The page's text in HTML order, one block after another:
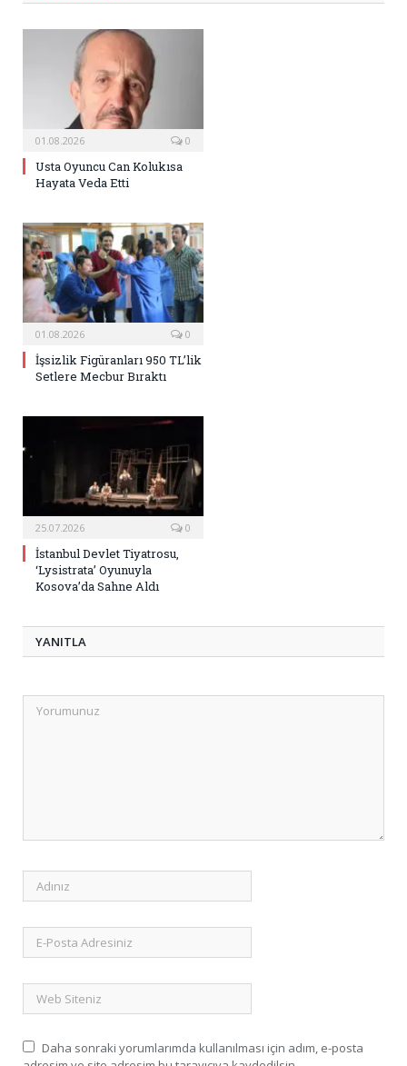
01.08.2026 0
Usta Oyuncu Can Kolukısa
Hayata Veda Etti
01.08.2026 0
İşsizlik Figüranları 950 TL’lik
Setlere Mecbur Bıraktı
25.07.2026 0
İstanbul Devlet Tiyatrosu,
‘Lysistrata’ Oyunuyla
Kosova’da Sahne Aldı
YANITLA
Daha sonraki yorumlarımda kullanılması için adım, e-posta